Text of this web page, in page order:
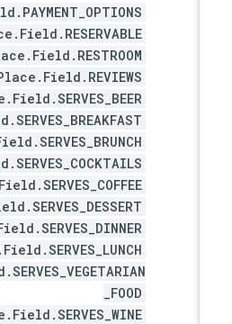
Place.Field.RESTROOM
Place.Field.REVIEWS
_FOOD